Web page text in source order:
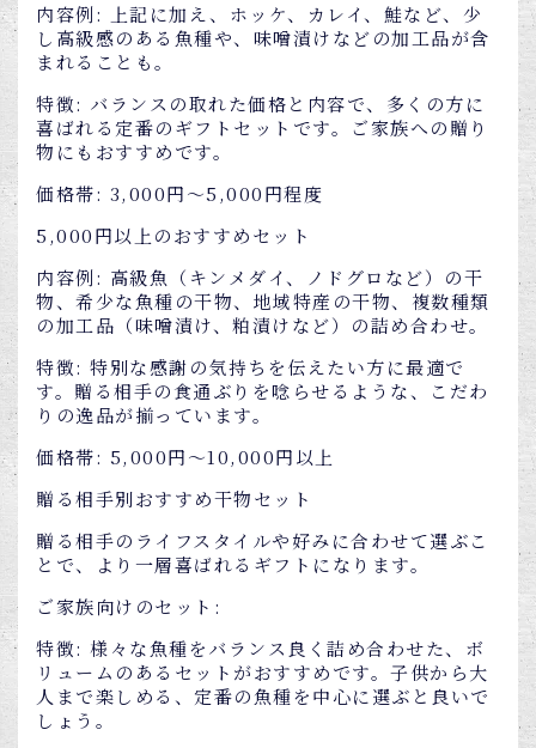
内容例: 上記に加え、ホッケ、カレイ、鮭など、少
し高級感のある魚種や、味噌漬けなどの加工品が含
まれることも。
特徴: バランスの取れた価格と内容で、多くの方に
喜ばれる定番のギフトセットです。ご家族への贈り
物にもおすすめです。
価格帯: 3,000円～5,000円程度
5,000円以上のおすすめセット
内容例: 高級魚（キンメダイ、ノドグロなど）の干
物、希少な魚種の干物、地域特産の干物、複数種類
の加工品（味噌漬け、粕漬けなど）の詰め合わせ。
特徴: 特別な感謝の気持ちを伝えたい方に最適で
す。贈る相手の食通ぶりを唸らせるような、こだわ
りの逸品が揃っています。
価格帯: 5,000円～10,000円以上
贈る相手別おすすめ干物セット
贈る相手のライフスタイルや好みに合わせて選ぶこ
とで、より一層喜ばれるギフトになります。
ご家族向けのセット:
特徴: 様々な魚種をバランス良く詰め合わせた、ボ
リュームのあるセットがおすすめです。子供から大
人まで楽しめる、定番の魚種を中心に選ぶと良いで
しょう。